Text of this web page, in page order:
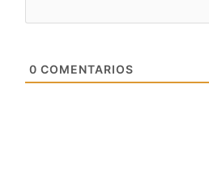
0 COMENTARIOS